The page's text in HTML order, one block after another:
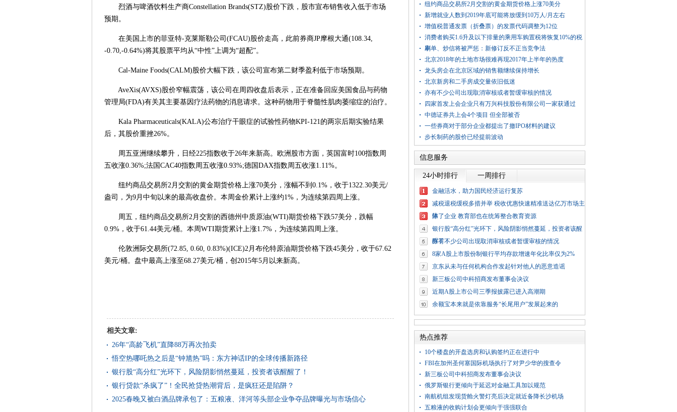
烈酒与啤酒饮料生产商Constellation Brands(STZ)股价下跌，股市宣布销售收入低于市场
预期。
在美国上市的菲亚特-克莱斯勒公司(FCAU)股价走高，此前券商JP摩根大通(108.34,
-0.70,-0.64%)将其股票平均从“中性”上调为“超配”。
Cal-Maine Foods(CALM)股价大幅下跌，该公司宣布第二财季盈利低于市场预期。
AveXis(AVXS)股价窄幅震荡，该公司在周四收盘后表示，正在准备回应美国食品与药物
管理局(FDA)有关其主要基因疗法药物的消息请求。这种药物用于脊髓性肌肉萎缩症的治疗。
Kala Pharmaceuticals(KALA)公布治疗干眼症的试验性药物KPI-121的两宗后期实验结果
后，其股价重挫26%。
周五亚洲继续攀升，日经225指数收于26年来新高。欧洲股市方面，英国富时100指数周
五收涨0.36%;法国CAC40指数周五收涨0.93%;德国DAX指数周五收涨1.11%。
纽约商品交易所2月交割的黄金期货价格上涨70美分，涨幅不到0.1%，收于1322.30美元/
盎司，为9月中旬以来的最高收盘价。本周金价累计上涨约1%，为连续第四周上涨。
周五，纽约商品交易所2月交割的西德州中质原油(WTI)期货价格下跌57美分，跌幅
0.9%，收于61.44美元/桶。本周WTI期货累计上涨1.7%，为连续第四周上涨。
伦敦洲际交易所(72.85, 0.60, 0.83%)(ICE)2月布伦特原油期货价格下跌45美分，收于67.62
美元/桶。盘中最高上涨至68.27美元/桶，创2015年5月以来新高。
相关文章:
26年“高龄飞机”直降88万再次拍卖
悟空热哪吒热之后是“钟馗热”吗：东方神话IP的全球传播新路径
银行股“高分红”光环下，风险阴影悄然蔓延，投资者该醒醒了！
银行贷款“杀疯了”！全民抢贷热潮背后，是疯狂还是陷阱？
2025春晚又被白酒品牌承包了：五粮液、洋河等头部企业争夺品牌曝光与市场信心
纽约商品交易所2月交割的黄金期货价格上涨70美分
新增就业人数到2019年底可能将放缓到10万人/月左右
增值税普通发票（折叠票）的发票代码调整为12位
消费者购买1.6升及以下排量的乘用车购置税将恢复10%的税
率
刷单、炒信将被严惩：新修订反不正当竞争法
北京2018年的土地市场很难再现2017年上半年的热度
龙头房企在北京区域的销售额继续保持增长
北京新房和二手房成交量依旧低迷
亦有不少公司出现取消审核或者暂缓审核的情况
四家首发上会企业只有万兴科技股份有限公司一家获通过
中德证券共上会4个项目 但全部被否
一些券商对于部分企业都提出了撤IPO材料的建议
步长制药的股价已经提前波动
信息服务
24小时排行 一周排行
金融活水，助力国民经济运行复苏
减税退税缓税多措并举 税收优惠快速精准送达亿万市场主
体
除了企业 教育部也在统筹整合教育资源
银行股“高分红”光环下，风险阴影悄然蔓延，投资者该醒
醒了！
亦有不少公司出现取消审核或者暂缓审核的情况
8家A股上市股份制银行平均存款增速年化比率仅为2%
京东从未与任何机构合作发起针对他人的恶意造谣
新三板公司中科招商发布董事会决议
近期A股上市公司三季报披露已进入高潮期
余额宝本来就是依靠服务“长尾用户”发展起来的
热点推荐
10个楼盘的开盘选房和认购签约正在进行中
FBI在加州圣何塞国际机场执行了对尹少华的搜查令
新三板公司中科招商发布董事会决议
俄罗斯银行更倾向于延迟对金融工具加以规范
南航机组发现货舱火警灯亮后决定就近备降长沙机场
五粮液的收购计划会更倾向于强强联合